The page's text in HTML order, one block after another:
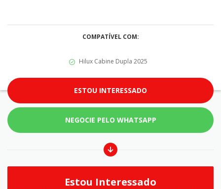
COMPATÍVEL COM:
Hilux Cabine Dupla 2025
ESTOU INTERESSADO
NEGOCIE PELO WHATSAPP
Estou Interessado